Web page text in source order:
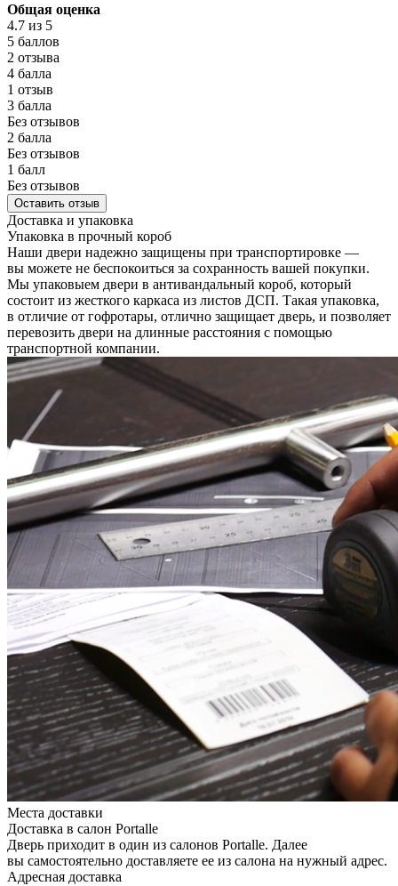
Общая оценка
4.7 из 5
5 баллов
2 отзыва
4 балла
1 отзыв
3 балла
Без отзывов
2 балла
Без отзывов
1 балл
Без отзывов
Оставить отзыв
Доставка и упаковка
Упаковка в прочный короб
Наши двери надежно защищены при транспортировке —
вы можете не беспокоиться за сохранность вашей покупки.
Мы упаковыем двери в антивандальный короб, который
состоит из жесткого каркаса из листов ДСП. Такая упаковка,
в отличие от гофротары, отлично защищает дверь, и позволяет
перевозить двери на длинные расстояния с помощью
транспортной компании.
Места доставки
Доставка в салон Portalle
Дверь приходит в один из салонов Portalle. Далее
вы самостоятельно доставляете ее из салона на нужный адрес.
Адресная доставка